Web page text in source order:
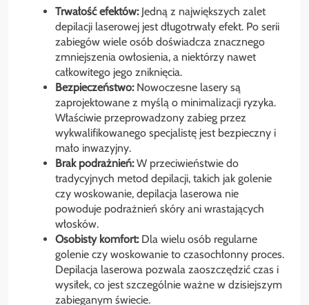
Trwałość efektów:Jedną z największych zalet
depilacji laserowej jest długotrwały efekt. Po serii
zabiegów wiele osób doświadcza znacznego
zmniejszenia owłosienia, a niektórzy nawet
całkowitego jego zniknięcia.
Bezpieczeństwo:Nowoczesne lasery są
zaprojektowane z myślą o minimalizacji ryzyka.
Właściwie przeprowadzony zabieg przez
wykwalifikowanego specjalistę jest bezpieczny i
mało inwazyjny.
Brak podrażnień:W przeciwieństwie do
tradycyjnych metod depilacji, takich jak golenie
czy woskowanie, depilacja laserowa nie
powoduje podrażnień skóry ani wrastających
włosków.
Osobisty komfort:Dla wielu osób regularne
golenie czy woskowanie to czasochłonny proces.
Depilacja laserowa pozwala zaoszczędzić czas i
wysiłek, co jest szczególnie ważne w dzisiejszym
zabieganym świecie.